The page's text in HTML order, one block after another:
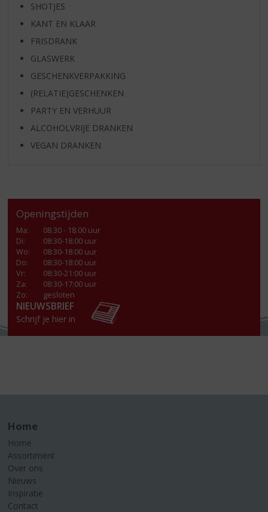
SHOTJES
KANT EN KLAAR
FRISDRANK
GLASWERK
GESCHENKVERPAKKING
(RELATIE)GESCHENKEN
PARTY EN VERHUUR
ALCOHOLVRIJE DRANKEN
VEGAN DRANKEN
Openingstijden
Ma:
08.30 - 18.00 uur
Di:
08:30-18:00 uur
Wo:
08:30-18:00 uur
Do:
08:30-18:00 uur
Vr:
08:30-21:00 uur
Za:
08:30-17:00 uur
Zo:
gesloten
NIEUWSBRIEF
Schrijf je hier in
Home
Home
Assortiment
Over ons
Nieuws
Inspiratie
Contact